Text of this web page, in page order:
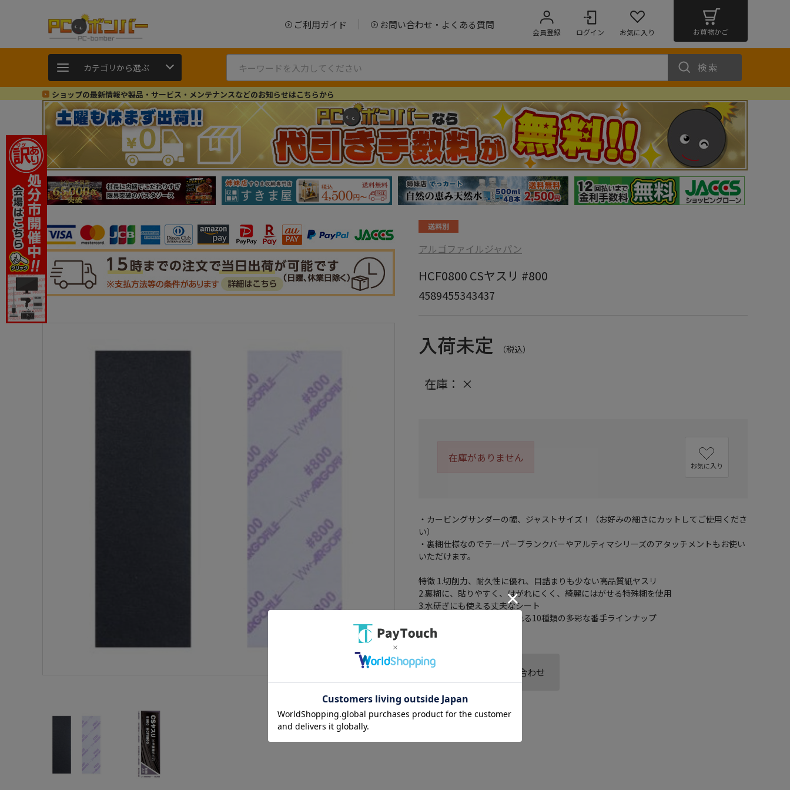
ご利用ガイド お問い合わせ・よくある質問
会員登録 ログイン お気に入り お買物かご
カテゴリから選ぶ 検索
ショップの最新情報や製品・サービス・メンテナンスなどのお知らせはこちらから
アルゴファイルジャパン
HCF0800 CSヤスリ #800
4589455343437
入荷未定 （税込）
在庫： ×
在庫がありません
お気に入り
・カービングサンダーの幅、ジャストサイズ！（お好みの細さにカットしてご使用くださ
い）
・裏糊仕様なのでテーパーブランクバーやアルティマシリーズのアタッチメントもお使い
いただけます。
特徴 1.切削力、耐久性に優れ、目詰まりも少ない高品質紙ヤスリ
2.裏糊に、貼りやすく、はがれにくく、綺麗にはがせる特殊糊を使用
3.水研ぎにも使える丈夫なシート
4.用途に応じて使い分けられる10種類の多彩な番手ラインナップ
この商品へのお問い合わせ